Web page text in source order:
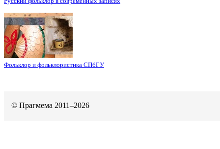
Фольклор и фольклористика СПбГУ
© Прагмема 2011–2026